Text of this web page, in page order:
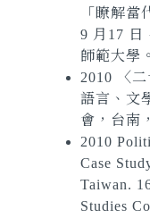
「瞭解當
9 月17 日
師範大學。
2010 〈
語言、文
會，台南
2010
Case
Taiwan.
Studies